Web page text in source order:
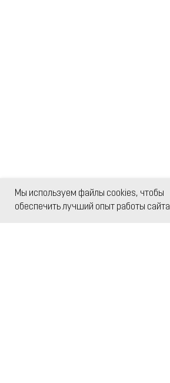
Мы используем файлы cookies, чтобы
обеспечить лучший опыт работы сайта